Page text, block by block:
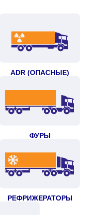
ADR (ОПАСНЫЕ)
ФУРЫ
РЕФРИЖЕРАТОРЫ